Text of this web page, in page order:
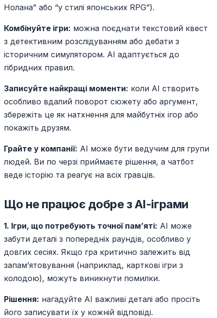
Нолана” або “у стилі японських RPG”).
Комбінуйте ігри: можна поєднати текстовий квест
з детективним розслідуванням або дебати з
історичним симулятором. AI адаптується до
гібридних правил.
Записуйте найкращі моменти: коли AI створить
особливо вдалий поворот сюжету або аргумент,
збережіть це як натхнення для майбутніх ігор або
покажіть друзям.
Грайте у компанії: AI може бути ведучим для групи
людей. Ви по черзі приймаєте рішення, а чатбот
веде історію та реагує на всіх гравців.
Що не працює добре з AI-іграми
1. Ігри, що потребують точної пам’яті: AI може
забути деталі з попередніх раундів, особливо у
довгих сесіях. Якщо гра критично залежить від
запам’ятовування (наприклад, карткові ігри з
колодою), можуть виникнути помилки.
Рішення: нагадуйте AI важливі деталі або просіть
його записувати їх у кожній відповіді.